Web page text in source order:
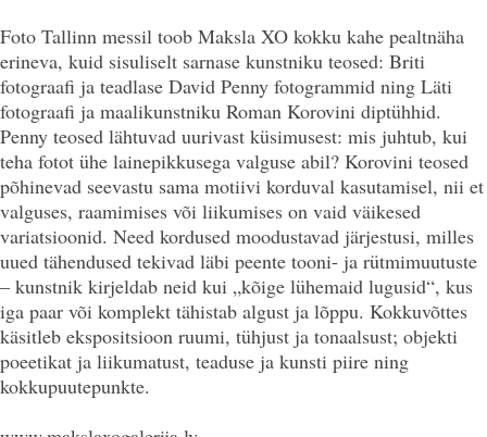
Foto Tallinn messil toob Maksla XO kokku kahe pealtnäha
erineva, kuid sisuliselt sarnase kunstniku teosed: Briti
fotograafi ja teadlase David Penny fotogrammid ning Läti
fotograafi ja maalikunstniku Roman Korovini diptühhid.
Penny teosed lähtuvad uurivast küsimusest: mis juhtub, kui
teha fotot ühe lainepikkusega valguse abil? Korovini teosed
põhinevad seevastu sama motiivi korduval kasutamisel, nii et
valguses, raamimises või liikumises on vaid väikesed
variatsioonid. Need kordused moodustavad järjestusi, milles
uued tähendused tekivad läbi peente tooni- ja rütmimuutuste
– kunstnik kirjeldab neid kui „kõige lühemaid lugusid“, kus
iga paar või komplekt tähistab algust ja lõppu. Kokkuvõttes
käsitleb ekspositsioon ruumi, tühjust ja tonaalsust; objekti
poeetikat ja liikumatust, teaduse ja kunsti piire ning
kokkupuutepunkte.